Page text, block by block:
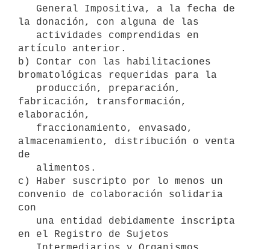
la donación, con alguna de las
artículo anterior.
b) Contar con las habilitaciones
bromatológicas requeridas para la
fabricación, transformación,
elaboración,
almacenamiento, distribución o venta
de
c) Haber suscripto por lo menos un
convenio de colaboración solidaria
con
en el Registro de Sujetos